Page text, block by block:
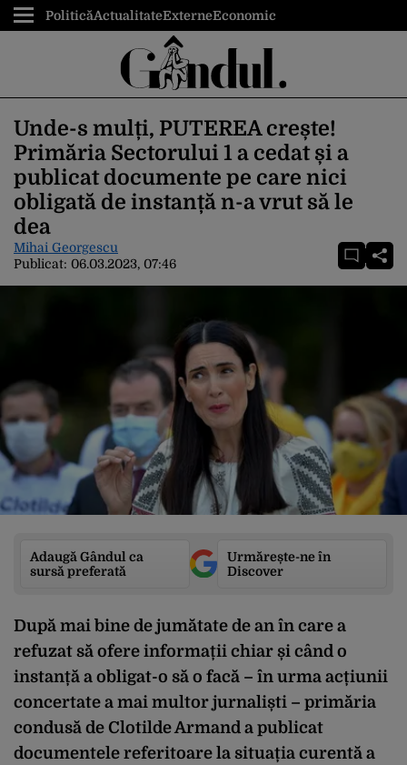
PoliticăActualitateExterneEconomic
Unde-s mulți, PUTEREA crește!
Primăria Sectorului 1 a cedat și a
publicat documente pe care nici
obligată de instanță n-a vrut să le
dea
Mihai Georgescu
Publicat: 06.03.2023, 07:46
Adaugă Gândul ca
sursă preferată
Urmărește-ne în
Discover
După mai bine de jumătate de an în care a
refuzat să ofere informații chiar și când o
instanță a obligat-o să o facă – în urma acțiunii
concertate a mai multor jurnaliști – primăria
condusă de Clotilde Armand a publicat
documentele referitoare la situația curentă a